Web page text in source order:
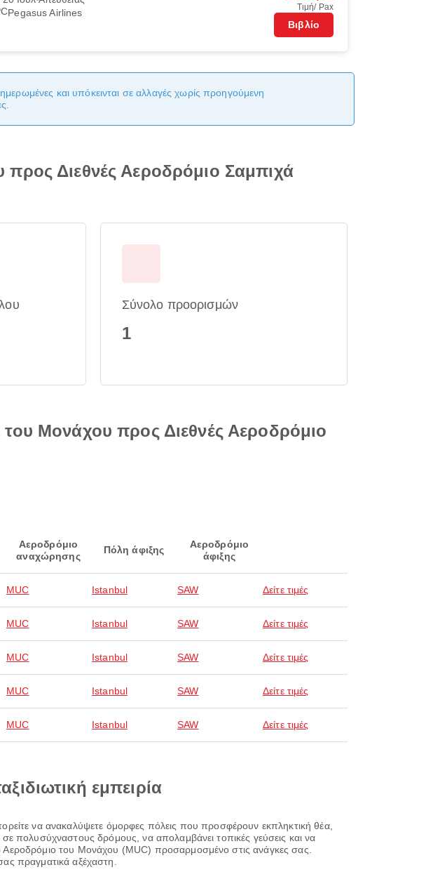
Pegasus Airlines
Τιμή/ Pax
Βιβλίο
και υπόκεινται σε αλλαγές χωρίς προηγούμενη
Διεθνές Αεροδρόμιο Σαμπιχά
Σύνολο προορισμών
1
Μονάχου προς Διεθνές Αεροδρόμιο
Αεροδρόμιο
αναχώρησης
Πόλη άφιξης
Αεροδρόμιο
άφιξης
MUC Istanbul SAW Δείτε τιμές
MUC Istanbul SAW Δείτε τιμές
MUC Istanbul SAW Δείτε τιμές
MUC Istanbul SAW Δείτε τιμές
MUC Istanbul SAW Δείτε τιμές
εμπειρία
να ανακαλύψετε όμορφες πόλεις που προσφέρουν εκπληκτική θέα,
πολυσύχναστους δρόμους, να απολαμβάνει τοπικές γεύσεις και να
Αεροδρόμιο του Μονάχου (MUC) προσαρμοσμένο στις ανάγκες σας.
πραγματικά αξέχαστη.